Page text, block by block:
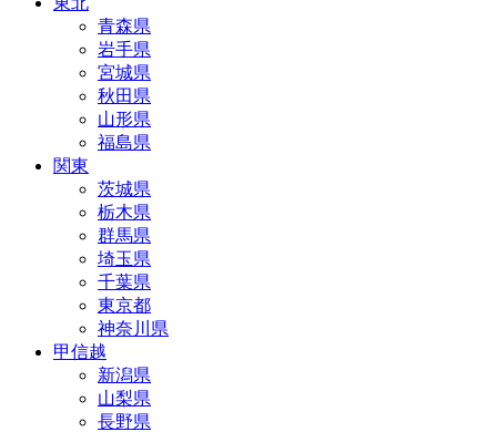
青森県
岩手県
宮城県
秋田県
山形県
福島県
関東
茨城県
栃木県
群馬県
埼玉県
千葉県
東京都
神奈川県
甲信越
新潟県
山梨県
長野県